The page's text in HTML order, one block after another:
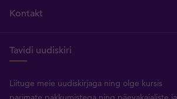
Kontakt
Tavidi uudiskiri
Liituge meie uudiskirjaga ning olge kursis